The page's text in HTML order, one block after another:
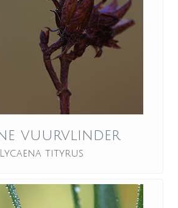
vuurvlinder
Lycaena tityrus